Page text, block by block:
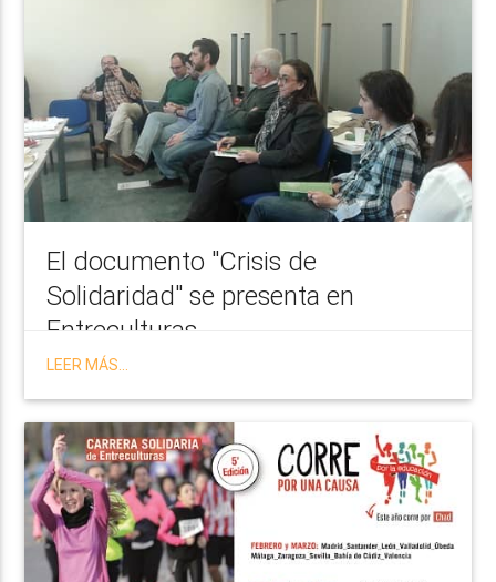
El documento "Crisis de
Solidaridad" se presenta en
Entreculturas
LEER MÁS...